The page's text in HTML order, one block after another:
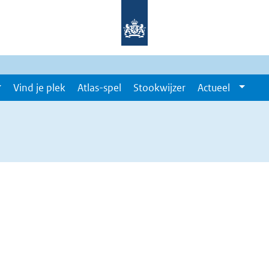
Vind je plek Atlas-spel Stookwijzer Actueel